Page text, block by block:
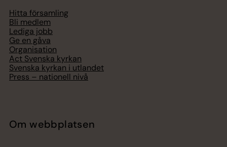
Hitta församling
Bli medlem
Lediga jobb
Ge en gåva
Organisation
Act Svenska kyrkan
Svenska kyrkan i utlandet
Press – nationell nivå
Om webbplatsen